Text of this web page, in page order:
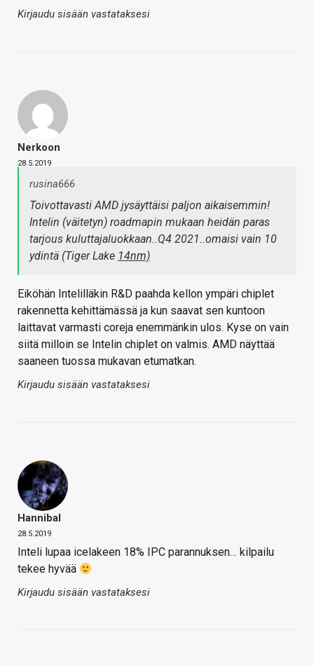
Kirjaudu sisään vastataksesi
Nerkoon
28.5.2019
rusina666
Toivottavasti AMD jysäyttäisi paljon aikaisemmin!
Intelin (väitetyn) roadmapin mukaan heidän paras
tarjous kuluttajaluokkaan..Q4 2021..omaisi vain 10
ydintä (Tiger Lake 14nm)
Eiköhän Intelilläkin R&D paahda kellon ympäri chiplet
rakennetta kehittämässä ja kun saavat sen kuntoon
laittavat varmasti coreja enemmänkin ulos. Kyse on vain
siitä milloin se Intelin chiplet on valmis. AMD näyttää
saaneen tuossa mukavan etumatkan.
Kirjaudu sisään vastataksesi
Hannibal
28.5.2019
Inteli lupaa icelakeen 18% IPC parannuksen… kilpailu
tekee hyvää
Kirjaudu sisään vastataksesi